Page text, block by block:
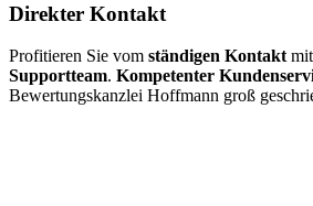
Direkter Kontakt
Profitieren Sie vom ständigen Kontaktmit
Supportteam. Kompetenter
Bewertungskanzlei Hoffmann groß